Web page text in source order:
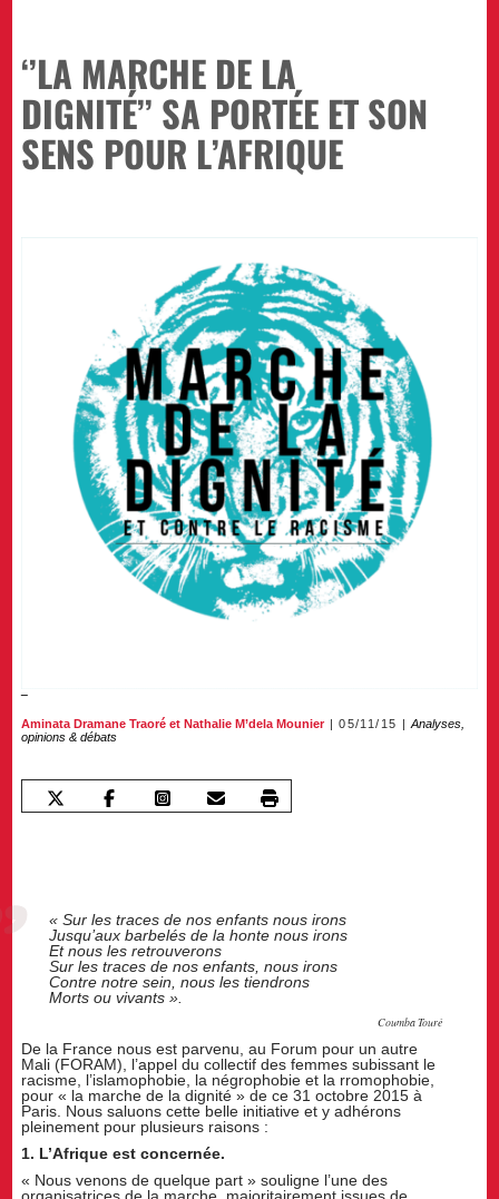
‘’LA MARCHE DE LA
DIGNITÉ’’ SA PORTÉE ET SON
SENS POUR L’AFRIQUE
Aminata Dramane Traoré et Nathalie M’dela Mounier 05/11/15
Analyses,
opinions & débats
« Sur les traces de nos enfants nous irons
Jusqu’aux barbelés de la honte nous irons
Et nous les retrouverons
Sur les traces de nos enfants, nous irons
Contre notre sein, nous les tiendrons
Morts ou vivants ».
Coumba Touré
De la France nous est parvenu, au Forum pour un autre
Mali (FORAM), l’appel du collectif des femmes subissant le
racisme, l’islamophobie, la négrophobie et la rromophobie,
pour « la marche de la dignité » de ce 31 octobre 2015 à
Paris. Nous saluons cette belle initiative et y adhérons
pleinement pour plusieurs raisons :
1. L’Afrique est concernée.
« Nous venons de quelque part » souligne l’une des